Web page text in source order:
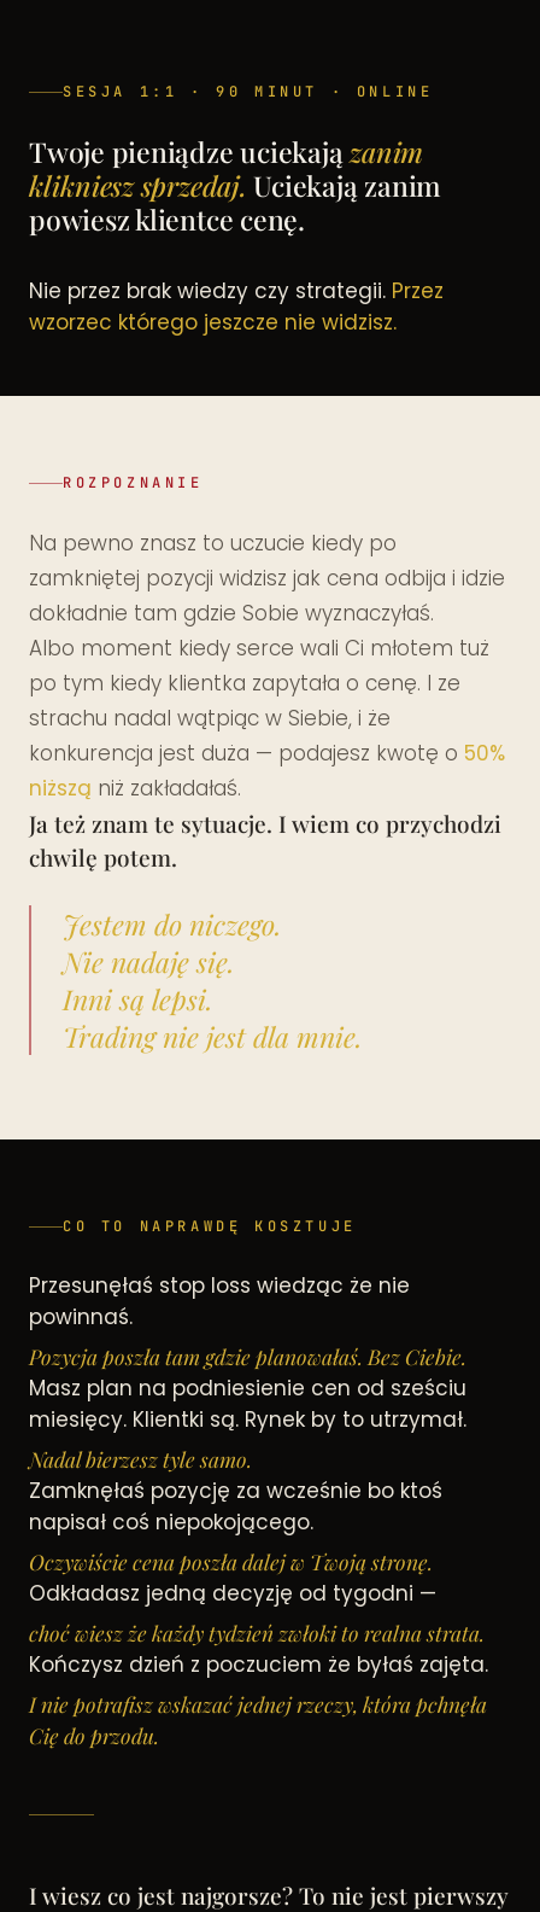
SESJA 1:1 · 90 MINUT · ONLINE
Twoje pieniądze uciekajązanim
klikniesz sprzedaj. Uciekają zanim
powiesz klientce cenę.
Nie przez brak wiedzy czy strategii. Przez
wzorzec którego jeszcze nie widzisz.
ROZPOZNANIE
Na pewno znasz to uczucie kiedy po
zamkniętej pozycji widzisz jak cena odbija i idzie
dokładnie tam gdzie Sobie wyznaczyłaś.
Albo moment kiedy serce wali Ci młotem tuż
po tym kiedy klientka zapytała o cenę. I ze
strachu nadal wątpiąc w Siebie, i że
konkurencja jest duża — podajesz kwotę o 50%
niższą niż zakładałaś.
Ja też znam te sytuacje. I wiem co przychodzi
chwilę potem.
Jestem do niczego.
Nie nadaję się.
Inni są lepsi.
Trading nie jest dla mnie.
CO TO NAPRAWDĘ KOSZTUJE
Przesunęłaś stop loss wiedząc że nie
powinnaś.
Pozycja poszła tam gdzie planowałaś. Bez Ciebie.
Masz plan na podniesienie cen od sześciu
miesięcy. Klientki są. Rynek by to utrzymał.
Nadal bierzesz tyle samo.
Zamknęłaś pozycję za wcześnie bo ktoś
napisał coś niepokojącego.
Oczywiście cena poszła dalej w Twoją stronę.
Odkładasz jedną decyzję od tygodni —
choć wiesz że każdy tydzień zwłoki to realna strata.
Kończysz dzień z poczuciem że byłaś zajęta.
I nie potrafisz wskazać jednej rzeczy, która pchnęła
Cię do przodu.
I wiesz co jest najgorsze? To nie jest pierwszy